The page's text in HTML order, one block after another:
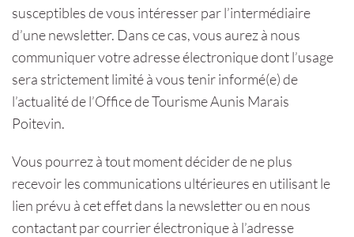
susceptibles de vous intéresser par l’intermédiaire
d’une newsletter. Dans ce cas, vous aurez à nous
communiquer votre adresse électronique dont l’usage
sera strictement limité à vous tenir informé(e) de
l’actualité de l’Office de Tourisme Aunis Marais
Poitevin.
Vous pourrez à tout moment décider de ne plus
recevoir les communications ultérieures en utilisant le
lien prévu à cet effet dans la newsletter ou en nous
contactant par courrier électronique à l’adresse